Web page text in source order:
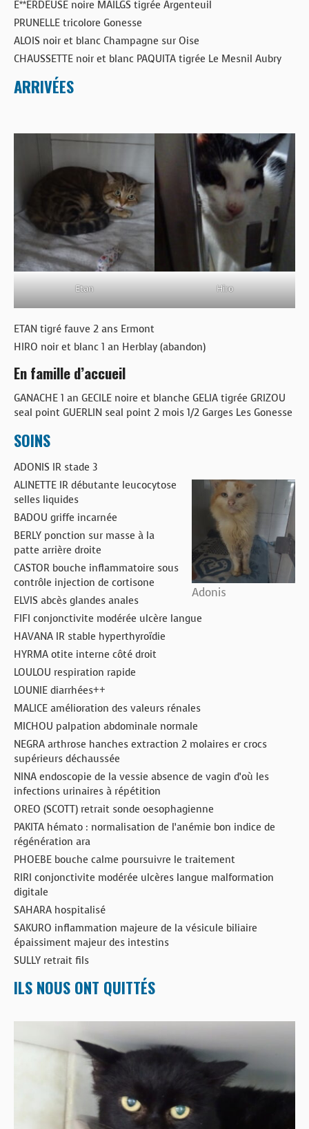
E**ERDEUSE noire MAILGS tigrée Argenteuil
PRUNELLE tricolore Gonesse
ALOIS noir et blanc Champagne sur Oise
CHAUSSETTE noir et blanc PAQUITA tigrée Le Mesnil Aubry
ARRIVÉES
Etan Hiro
ETAN tigré fauve 2 ans Ermont
HIRO noir et blanc 1 an Herblay (abandon)
En famille d’accueil
GANACHE 1 an GECILE noire et blanche GELIA tigrée GRIZOU
seal point GUERLIN seal point 2 mois 1/2 Garges Les Gonesse
SOINS
Adonis
ADONIS IR stade 3
ALINETTE IR débutante leucocytose
selles liquides
BADOU griffe incarnée
BERLY ponction sur masse à la
patte arrière droite
CASTOR bouche inflammatoire sous
contrôle injection de cortisone
ELVIS abcès glandes anales
FIFI conjonctivite modérée ulcère langue
HAVANA IR stable hyperthyroïdie
HYRMA otite interne côté droit
LOULOU respiration rapide
LOUNIE diarrhées++
MALICE amélioration des valeurs rénales
MICHOU palpation abdominale normale
NEGRA arthrose hanches extraction 2 molaires er crocs
supérieurs déchaussée
NINA endoscopie de la vessie absence de vagin d’où les
infections urinaires à répétition
OREO (SCOTT) retrait sonde oesophagienne
PAKITA hémato : normalisation de l’anémie bon indice de
régénération ara
PHOEBE bouche calme poursuivre le traitement
RIRI conjonctivite modérée ulcères langue malformation
digitale
SAHARA hospitalisé
SAKURO inflammation majeure de la vésicule biliaire
épaissiment majeur des intestins
SULLY retrait fils
ILS NOUS ONT QUITTÉS